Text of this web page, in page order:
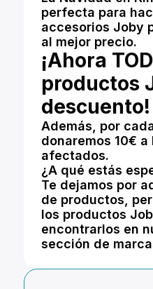
perfecta para
accesorios Joby
al mejor precio.
¡Ahora
productos
descuento!
Además, por
donaremos 10€
afectados.
¿A qué estás
Te dejamos por
de productos,
los productos
encontrarlos en
sección de